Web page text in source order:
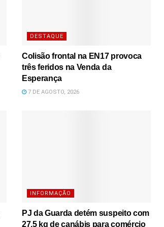
DESTAQUE
Colisão frontal na EN17 provoca
três feridos na Venda da
Esperança
7 DE AGOSTO, 2026
INFORMAÇÃO
PJ da Guarda detém suspeito com
27,5 kg de canábis para comércio